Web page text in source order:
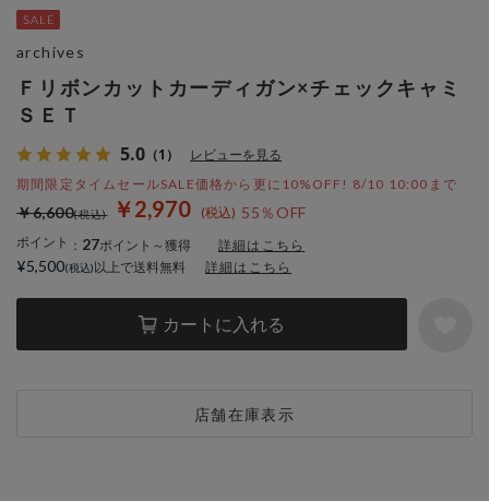
Ｆリボンカットカーディガン×チェックキャミ
ＳＥＴ
5.0 （1） レビューを見る
期間限定タイムセールSALE価格から更に10%OFF! 8/10 10:00まで
￥2,970 55％OFF
￥6,600
ポイント ： 27ポイント～獲得 詳細はこちら
カートに入れる
店舗在庫表示
archives
¥5,500 以上で送料無料 詳細はこちら